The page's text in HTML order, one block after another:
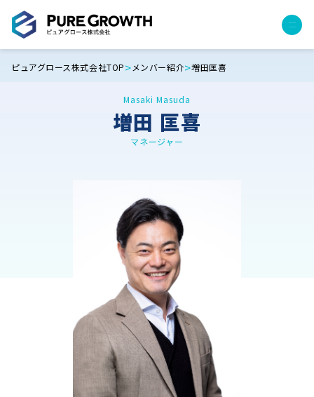
経営コンサルティング
PGハウス（住宅フランチャイズ）
広告運用代行
成長ビルダー視察会・勉強会
土地・顧客管理システム
プロジェクト事例
クライアントボイス
お役立ち情報
資料ダウンロード
セミナー
コラム
ピュアグロース株式会社TOP> メンバー紹介>増田匡喜
Masaki Masuda
増田 匡喜
マネージャー